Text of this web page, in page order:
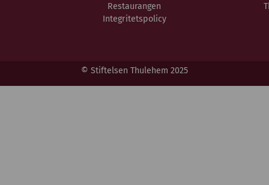
Restaurangen
Integritetspolicy
© Stiftelsen Thulehem 2025